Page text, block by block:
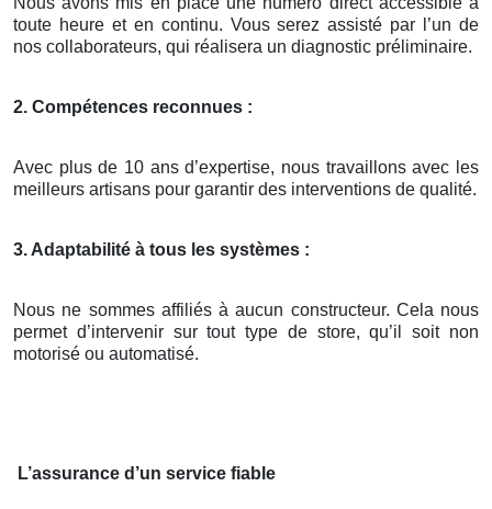
toute heure et en continu. Vous serez assisté par l’un de
nos collaborateurs, qui réalisera un diagnostic préliminaire.
2. Compétences reconnues :
Avec plus de 10 ans d’expertise, nous travaillons avec les
meilleurs artisans pour garantir des interventions de qualité.
3. Adaptabilité à tous les systèmes :
Nous ne sommes affiliés à aucun constructeur. Cela nous
permet d’intervenir sur tout type de store, qu’il soit non
motorisé ou automatisé.
L’assurance d’un service fiable